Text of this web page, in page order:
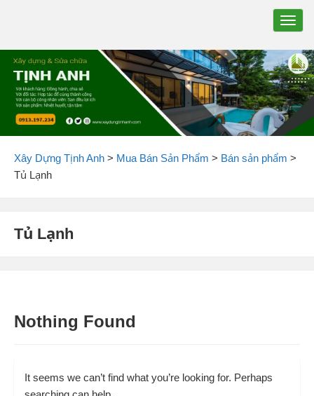
Xây Dựng Tịnh Anh > Mua Bán Sản Phẩm > Bán sản phẩm >
Tủ Lạnh
Tủ Lạnh
Nothing Found
It seems we can’t find what you’re looking for. Perhaps